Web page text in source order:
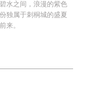
水之间，浪漫的紫色
独属于刺桐城的盛夏
来。